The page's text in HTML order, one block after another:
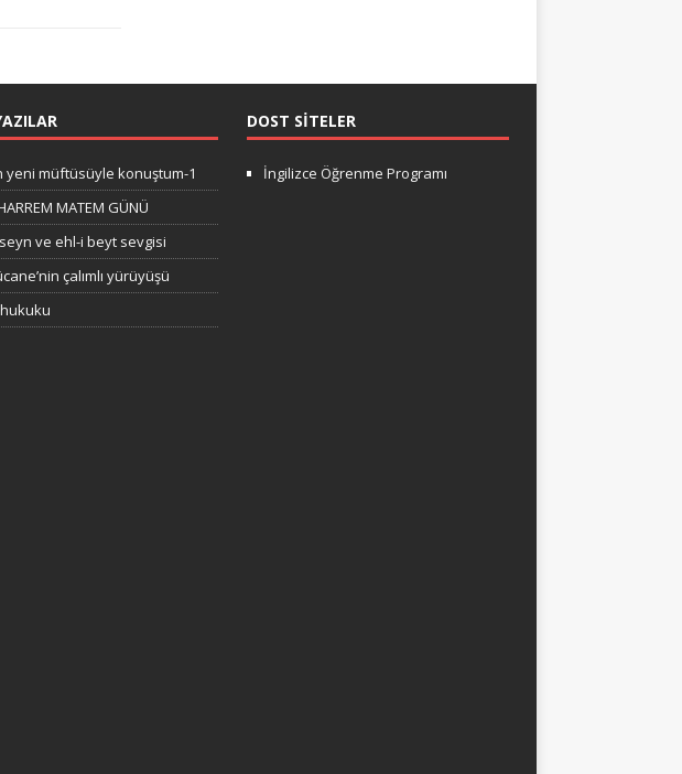
yeni müftüsüyle konuştum-1
MATEM GÜNÜ
ve ehl-i beyt sevgisi
çalımlı yürüyüşü
DOST SITELER
İngilizce Öğrenme Programı